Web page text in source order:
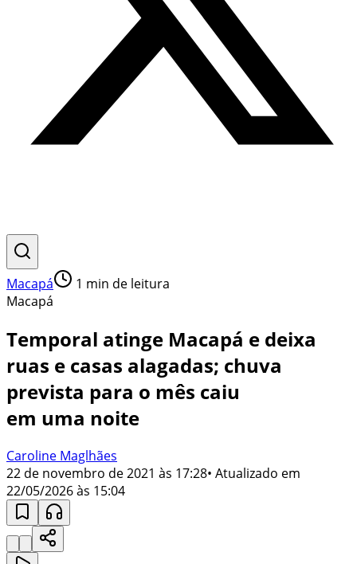
Macapá 1 min de leitura
Macapá
Temporal atinge Macapá e deixa
ruas e casas alagadas; chuva
prevista para o mês caiu
em uma noite
Caroline Maglhães
22 de novembro de 2021 às 17:28• Atualizado em
22/05/2026 às 15:04